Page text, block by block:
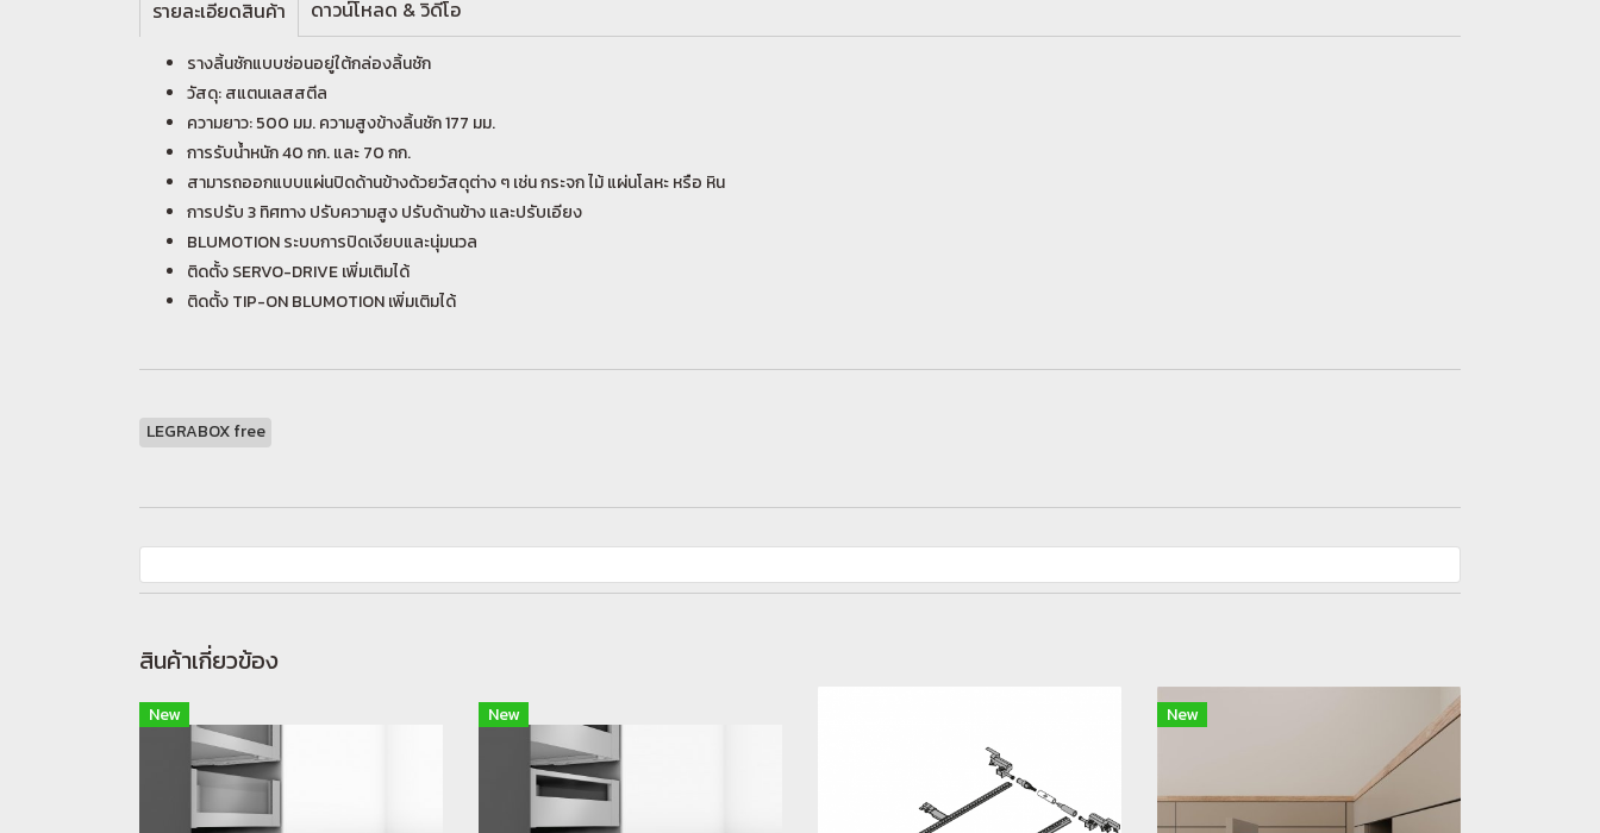
รายละเอียดสินค้า ดาวน์โหลด & วิดีโอ
รางลิ้นชักแบบซ่อนอยู่ใต้กล่องลิ้นชัก
วัสดุ: สแตนเลสสตีล
ความยาว: 500 มม. ความสูงข้างลิ้นชัก 177 มม.
การรับน้ำหนัก 40 กก. และ 70 กก.
สามารถออกแบบแผ่นปิดด้านข้างด้วยวัสดุต่าง ๆ เช่น กระจก ไม้ แผ่นโลหะ หรือ หิน
การปรับ 3 ทิศทาง ปรับความสูง ปรับด้านข้าง และปรับเอียง
BLUMOTION ระบบการปิดเงียบและนุ่มนวล
ติดตั้ง SERVO-DRIVE เพิ่มเติมได้
ติดตั้ง TIP-ON BLUMOTION เพิ่มเติมได้
LEGRABOX free
สินค้าเกี่ยวข้อง
New New New